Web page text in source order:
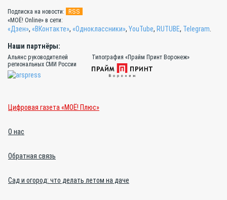
Подписка на новости: RSS
«МОЁ! Online» в сети:
«Дзен», «ВКонтакте», «Одноклассники», YouTube, RUTUBE, Telegram
Наши партнёры:
Альянс руководителей
региональных СМИ России
Типография «Прайм Принт Воронеж»
Цифровая газета «МОЁ! Плюс»
О нас
Обратная связь
Сад и огород: что делать летом на даче